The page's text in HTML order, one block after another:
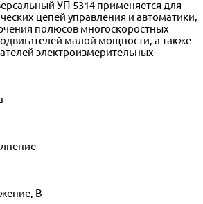
УП-5314 применяется для
цепей управления и автоматики,
полюсов многоскоростных
малой мощности, а также
электроизмерительных
В